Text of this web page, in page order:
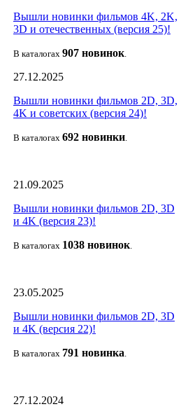
Вышли новинки фильмов 4K, 2K,
3D и отечественных (версия 25)!
В каталогах 907 новинок.
27.12.2025
Вышли новинки фильмов 2D, 3D,
4K и советских (версия 24)!
В каталогах 692 новинки.
21.09.2025
Вышли новинки фильмов 2D, 3D
и 4K (версия 23)!
В каталогах 1038 новинок.
23.05.2025
Вышли новинки фильмов 2D, 3D
и 4K (версия 22)!
В каталогах 791 новинка.
27.12.2024